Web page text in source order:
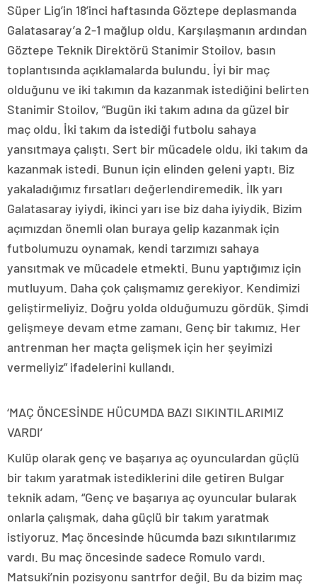
Süper Lig’in 18’inci haftasında Göztepe deplasmanda
Galatasaray’a 2-1 mağlup oldu. Karşılaşmanın ardından
Göztepe Teknik Direktörü Stanimir Stoilov, basın
toplantısında açıklamalarda bulundu. İyi bir maç
olduğunu ve iki takımın da kazanmak istediğini belirten
Stanimir Stoilov, “Bugün iki takım adına da güzel bir
maç oldu. İki takım da istediği futbolu sahaya
yansıtmaya çalıştı. Sert bir mücadele oldu, iki takım da
kazanmak istedi. Bunun için elinden geleni yaptı. Biz
yakaladığımız fırsatları değerlendiremedik. İlk yarı
Galatasaray iyiydi, ikinci yarı ise biz daha iyiydik. Bizim
açımızdan önemli olan buraya gelip kazanmak için
futbolumuzu oynamak, kendi tarzımızı sahaya
yansıtmak ve mücadele etmekti. Bunu yaptığımız için
mutluyum. Daha çok çalışmamız gerekiyor. Kendimizi
geliştirmeliyiz. Doğru yolda olduğumuzu gördük. Şimdi
gelişmeye devam etme zamanı. Genç bir takımız. Her
antrenman her maçta gelişmek için her şeyimizi
vermeliyiz” ifadelerini kullandı.
‘MAÇ ÖNCESİNDE HÜCUMDA BAZI SIKINTILARIMIZ
VARDI’
Kulüp olarak genç ve başarıya aç oyunculardan güçlü
bir takım yaratmak istediklerini dile getiren Bulgar
teknik adam, “Genç ve başarıya aç oyuncular bularak
onlarla çalışmak, daha güçlü bir takım yaratmak
istiyoruz. Maç öncesinde hücumda bazı sıkıntılarımız
vardı. Bu maç öncesinde sadece Romulo vardı.
Matsuki’nin pozisyonu santrfor değil. Bu da bizim maç